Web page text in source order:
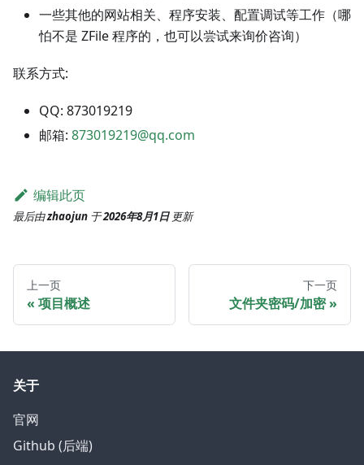
一些其他的网站相关、程序安装、配置调试等工作（哪
怕不是 ZFile 程序的，也可以尝试来询价咨询）
联系方式:
QQ: 873019219
邮箱: 873019219@qq.com
编辑此页
最后由zhaojun 于2026年8月1日 更新
上一页
项目概述
下一页
文件夹密码/加密
关于
官网
Github (后端)